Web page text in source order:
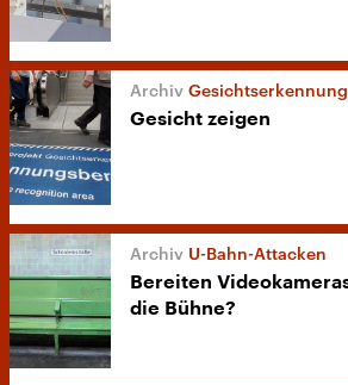
Gesichtserkennung
Gesicht zeigen
U-Bahn-Attacken
Bereiten
die Bühne?